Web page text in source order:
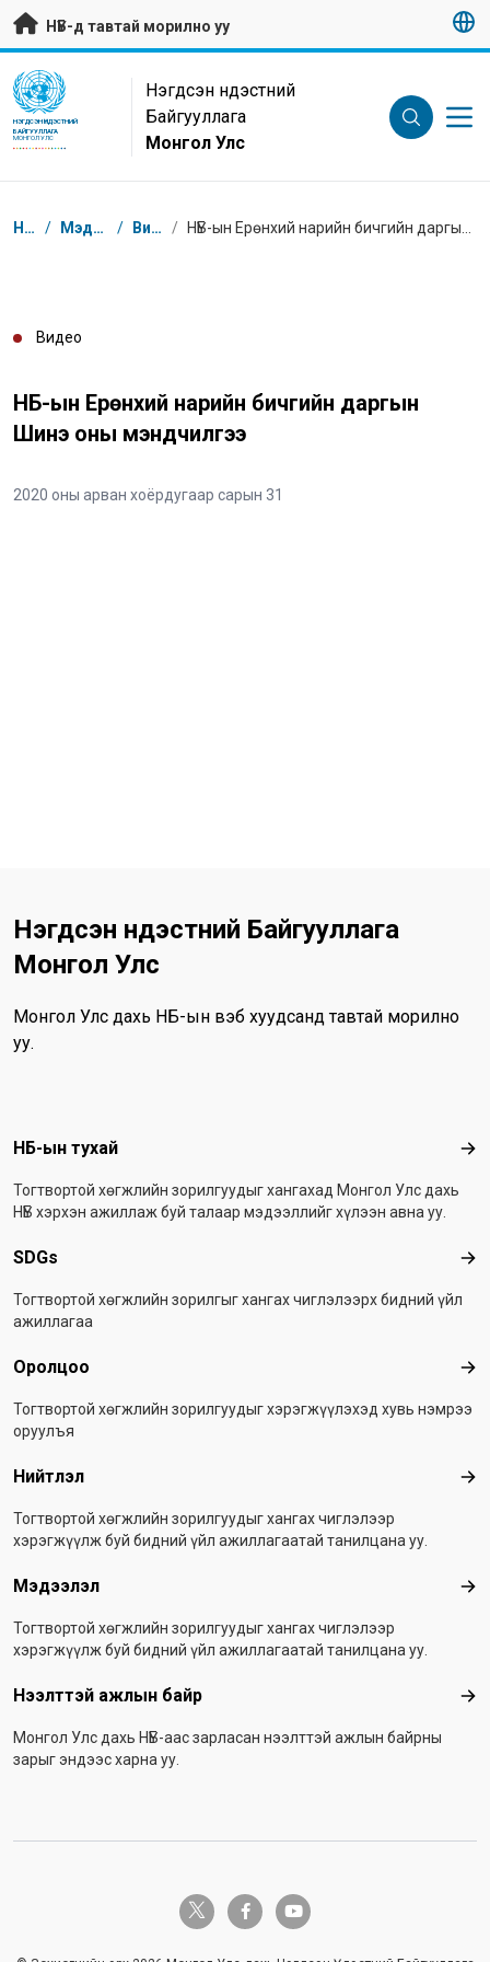
Гол контентийг алгасах
НҮБ-д тавтай морилно уу
UN Logo
НЭГДСЭН ҮНДЭСТНИЙ
БАЙГУУЛЛАГА
МОНГОЛ УЛС
Нэгдсэн Үндэстний
Байгууллага
Монгол Улс
Breadcrumb
Нүүр / Мэдээлэл / Видео /
Видео
НҮБ-ын Ерөнхий нарийн бичгийн даргын
Шинэ оны мэндчилгээ
2020 оны арван хоёрдугаар сарын 31
Нэгдсэн Үндэстний Байгууллага
Монгол Улс
Монгол Улс дахь НҮБ-ын вэб хуудсанд тавтай морилно
уу.
Footer menu
НҮБ-ын тухай
Тогтвортой хөгжлийн зорилгуудыг хангахад Монгол Улс дахь
НҮБ хэрхэн ажиллаж буй талаар мэдээллийг хүлээн авна уу.
SDGs
Тогтвортой хөгжлийн зорилгыг хангах чиглэлээрх бидний үйл
ажиллагаа
Оролцоо
Тогтвортой хөгжлийн зорилгуудыг хэрэгжүүлэхэд хувь нэмрээ
оруулъя
Нийтлэл
Тогтвортой хөгжлийн зорилгуудыг хангах чиглэлээр
хэрэгжүүлж буй бидний үйл ажиллагаатай танилцана уу.
Мэдээлэл
Тогтвортой хөгжлийн зорилгуудыг хангах чиглэлээр
хэрэгжүүлж буй бидний үйл ажиллагаатай танилцана уу.
Нээлттэй ажлын байр
Монгол Улс дахь НҮБ-аас зарласан нээлттэй ажлын байрны
зарыг эндээс харна уу.
twitter-x facebook-fyoutube